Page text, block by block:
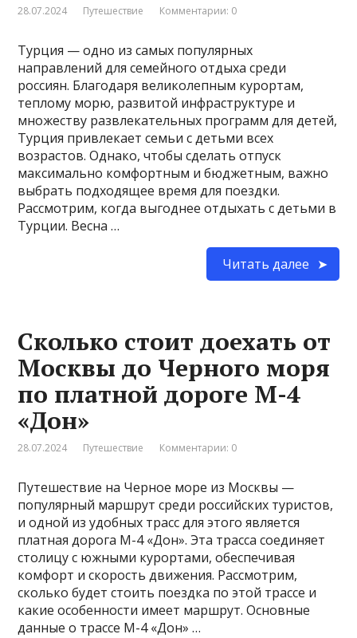
28.07.2024 Путешествие Комментарии: 0
Турция — одно из самых популярных
направлений для семейного отдыха среди
россиян. Благодаря великолепным курортам,
теплому морю, развитой инфраструктуре и
множеству развлекательных программ для детей,
Турция привлекает семьи с детьми всех
возрастов. Однако, чтобы сделать отпуск
максимально комфортным и бюджетным, важно
выбрать подходящее время для поездки.
Рассмотрим, когда выгоднее отдыхать с детьми в
Турции. Весна …
Читать далее
Сколько стоит доехать от
Москвы до Черного моря
по платной дороге М-4
«Дон»
28.07.2024 Путешествие Комментарии: 0
Путешествие на Черное море из Москвы —
популярный маршрут среди российских туристов,
и одной из удобных трасс для этого является
платная дорога М-4 «Дон». Эта трасса соединяет
столицу с южными курортами, обеспечивая
комфорт и скорость движения. Рассмотрим,
сколько будет стоить поездка по этой трассе и
какие особенности имеет маршрут. Основные
данные о трассе М-4 «Дон» …